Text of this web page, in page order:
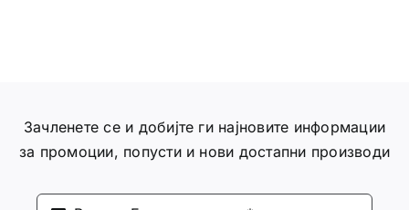
Зачленете се и добијте ги најновите информации
за промоции, попусти и нови достапни производи